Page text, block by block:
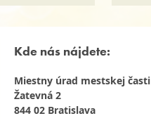
Kde nás nájdete:
Miestny úrad mestskej
Žatevná 2
844 02 Bratislava